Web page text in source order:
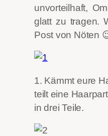
unvorteilhaft,
glatt zu tragen.
Post von Nöten
1. Kämmt eure
teilt eine
in drei Teile.